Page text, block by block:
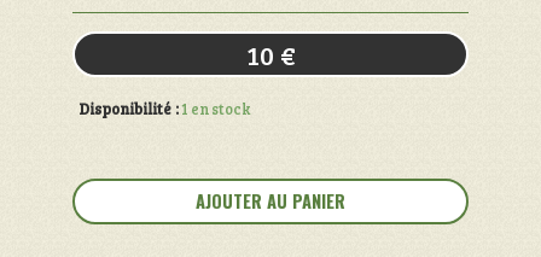
10 €
Disponibilité :1 en stock
de
Bassine
AJOUTER AU PANIER